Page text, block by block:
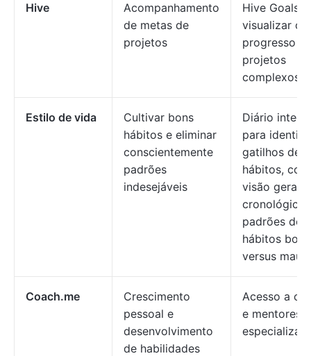
Hive
Acompanhamento
de metas de
projetos
Hive Goals
visualizar o
progresso
projetos
complexos
Estilo de vida
Cultivar bons
hábitos e eliminar
conscientemente
padrões
indesejáveis
Diário
para
gatilhos de
hábitos,
visão geral
cronológica
padrões de
hábitos bons
versus maus
Coach.me
Crescimento
pessoal e
desenvolvimento
de habilidades
Acesso a
e mentores